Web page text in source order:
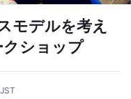
モデルを考え
ショップ
JST